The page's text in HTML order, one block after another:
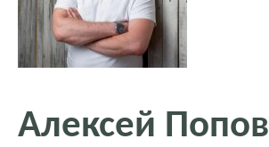
Алексей Попов